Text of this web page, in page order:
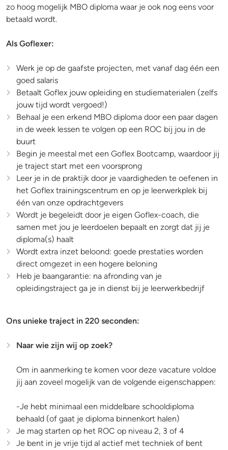
zo hoog mogelijk MBO diploma waar je ook nog eens voor
betaald wordt.
Als Goflexer:
Werk je op de gaafste projecten, met vanaf dag één een
goed salaris
Betaalt Goflex jouw opleiding en studiematerialen (zelfs
jouw tijd wordt vergoed!)
Behaal je een erkend MBO diploma door een paar dagen
in de week lessen te volgen op een ROC bij jou in de
buurt
Begin je meestal met een Goflex Bootcamp, waardoor jij
je traject start met een voorsprong
Leer je in de praktijk door je vaardigheden te oefenen in
het Goflex trainingscentrum en op je leerwerkplek bij
één van onze opdrachtgevers
Wordt je begeleidt door je eigen Goflex-coach, die
samen met jou je leerdoelen bepaalt en zorgt dat jij je
diploma(s) haalt
Wordt extra inzet beloond: goede prestaties worden
direct omgezet in een hogere beloning
Heb je baangarantie: na afronding van je
opleidingstraject ga je in dienst bij je leerwerkbedrijf
Ons unieke traject in 220 seconden:
Naar wie zijn wij op zoek?
Om in aanmerking te komen voor deze vacature voldoe
jij aan zoveel mogelijk van de volgende eigenschappen:
-Je hebt minimaal een middelbare schooldiploma
behaald (of gaat je diploma binnenkort halen)
Je mag starten op het ROC op niveau 2, 3 of 4
Je bent in je vrije tijd al actief met techniek of bent